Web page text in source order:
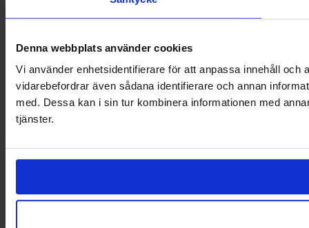
Denna webbplats använder cookies
Vi använder enhetsidentifierare för att anpassa innehåll
vidarebefordrar även sådana identifierare och annan
med. Dessa kan i sin tur kombinera informationen med
tjänster.